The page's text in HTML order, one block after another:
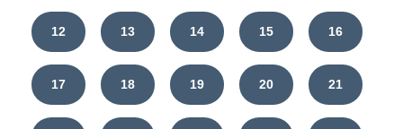
12 13 14 15 16
17 18 19 20 21